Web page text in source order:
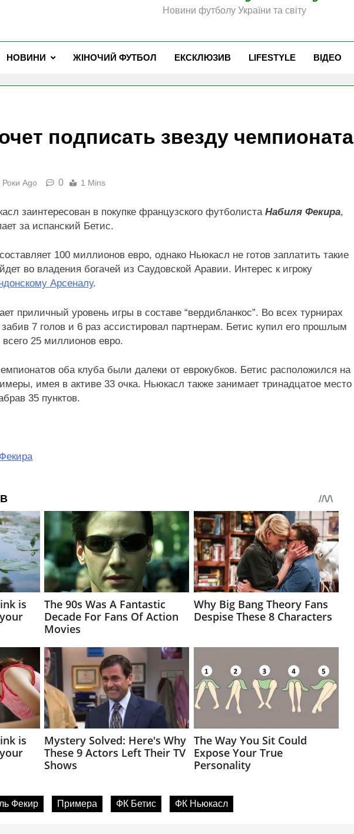
Новини футболу України та світу
НОВИНИ ЖІНОЧИЙ ФУТБОЛ ЕКСКЛЮЗИВ LIFESTYLE ВІДЕО
подписать звезду чемпионата
Роки Ago 0 1 Mins
заинтересован в покупке французского футболиста Набиля Фекира,
за испанский Бетис.
100 миллионов евро, однако Ньюкасл не готов заплатить такие
во владения богачей из Саудовской Аравии. Интерес к игроку
Арсеналу.
приличный уровень игры в составе “вердибланкос”. Во всех турнирах
забив 7 голов и 6 раз ассистировал партнерам. Бетис купил его прошлым
25 миллионов евро.
оба клуба были далеки от еврокубков. Бетис расположился на
имея в активе 33 очка. Ньюкасл также занимает тринадцатое место
35 пунктов.
Фекир Примера ФК Бетис ФК Ньюкасл